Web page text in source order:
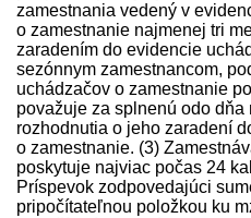
zamestnania vedený v
o zamestnanie najmenej tri
zaradením do evidencie
sezónnym zamestnancom,
uchádzačov o zamestnanie
považuje za splnenú odo
rozhodnutia o jeho zaradení
o zamestnanie. (3)
poskytuje najviac počas 24
Príspevok zodpovedajúci
pripočítateľnou položkou ku